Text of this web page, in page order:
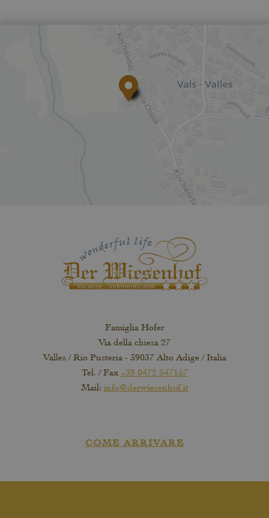
Famiglia Hofer
Via della chiesa 27
Valles / Rio Pusteria - 39037 Alto Adige / Italia
Tel. / Fax +39 0472 547157
Mail: info@derwiesenhof.it
COME ARRIVARE